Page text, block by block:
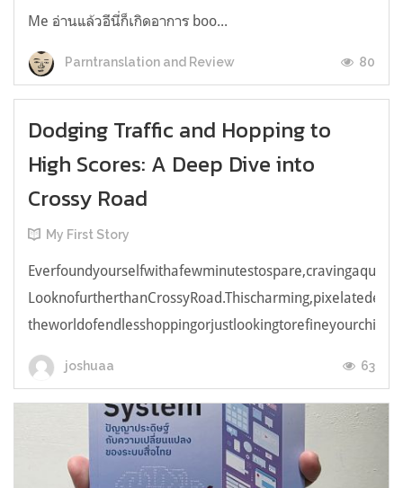
Me อ่านแล้วอีนี่ก็เกิดอาการ boo...
Parntranslation and Review 80
Dodging Traffic and Hopping to
High Scores: A Deep Dive into
Crossy Road
My First Story
joshuaa 63